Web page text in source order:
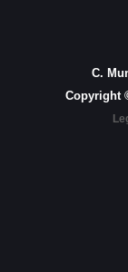
C.
Copyright